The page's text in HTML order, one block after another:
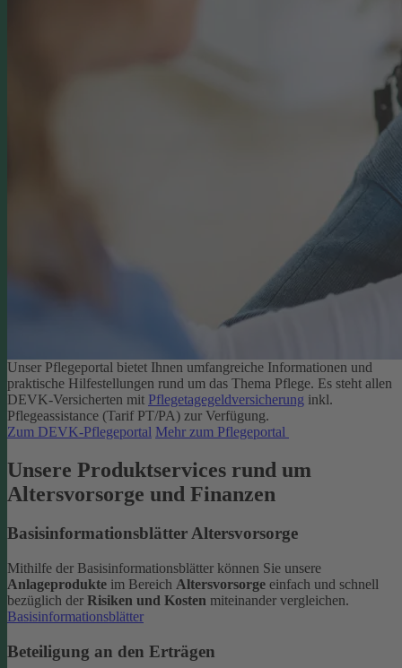
Unser Pflegeportal bietet Ihnen umfangreiche Informationen und
praktische Hilfestellungen rund um das Thema Pflege. Es steht allen
DEVK-Versicherten mit Pflegetagegeldversicherung inkl.
Pflegeassistance (Tarif PT/PA) zur Verfügung.
Zum DEVK-Pflegeportal Mehr zum Pflegeportal
Unsere Produktservices rund um
Altersvorsorge und Finanzen
Basisinformationsblätter Altersvorsorge
Mithilfe der Basisinformationsblätter können Sie unsere
Anlageprodukte im Bereich Altersvorsorge einfach und schnell
bezüglich der Risiken und Kosten miteinander vergleichen.
Basisinformationsblätter
Beteiligung an den Erträgen